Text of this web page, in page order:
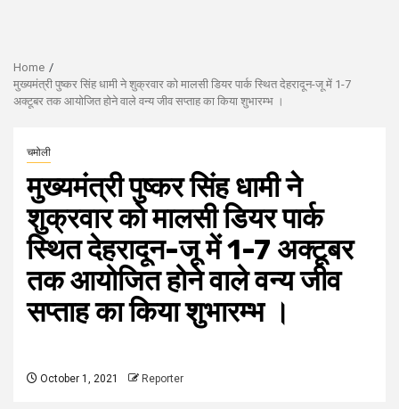
Home
मुख्यमंत्री पुष्कर सिंह धामी ने शुक्रवार को मालसी डियर पार्क स्थित देहरादून-जू में 1-7
अक्टूबर तक आयोजित होने वाले वन्य जीव सप्ताह का किया शुभारम्भ ।
चमोली
मुख्यमंत्री पुष्कर सिंह धामी ने
शुक्रवार को मालसी डियर पार्क
स्थित देहरादून-जू में 1-7 अक्टूबर
तक आयोजित होने वाले वन्य जीव
सप्ताह का किया शुभारम्भ ।
October 1, 2021 Reporter